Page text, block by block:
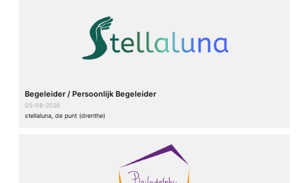
Begeleider / Persoonlijk Begeleider
05-08-2026
stellaluna, de punt (drenthe)